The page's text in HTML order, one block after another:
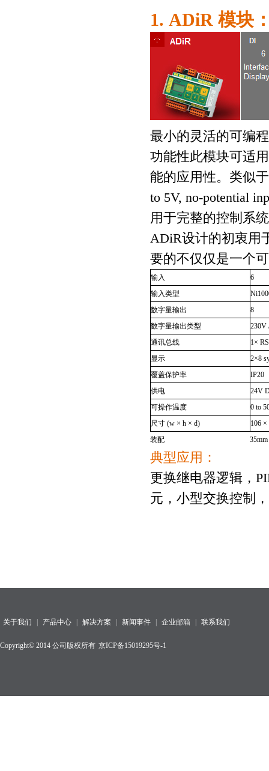
1. ADiR 模块
最小的灵活的可编
功能性此模块可适
能的应用性。类似
to 5V, no-potential
用于完整的控制系
ADiR设计的初衷用
要的不仅仅是一个
输入
6
输入类型
数字量输出
8
数字量输出类型
230V
通讯总线
1×
显示
2×8
覆盖保护率
IP20
供电
24V
可操作温度
0 to
尺寸 (w × h × d)
106 ×
装配
典型应用：
更换继电器逻辑，
元，小型交换控制
关于我们 产品中心 解决方案 新闻事件 企业邮箱 联系我们
Copyright© 2014 公司版权所有 京ICP备15019295号-1